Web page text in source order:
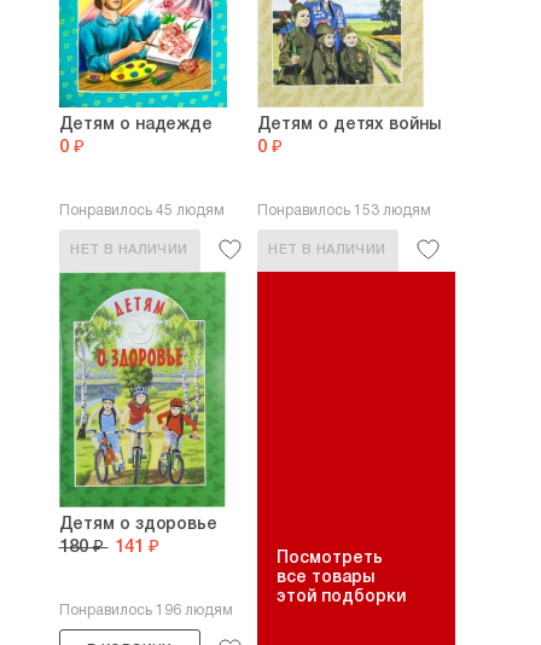
Детям о надежде
0 ₽
Понравилось 45 людям
НЕТ В НАЛИЧИИ
Детям о детях войны
0 ₽
Понравилось 153 людям
НЕТ В НАЛИЧИИ
Детям о здоровье
180 ₽ 141 ₽
Понравилось 196 людям
Посмотреть
все товары
этой подборки